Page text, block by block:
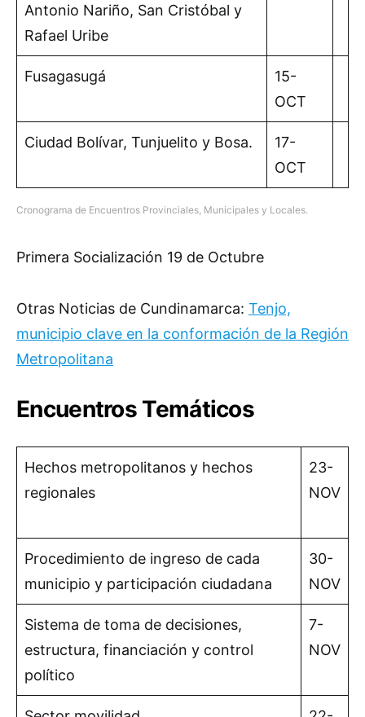
Antonio Nariño, San Cristóbal y
Rafael Uribe
Fusagasugá
15-
OCT
Ciudad Bolívar, Tunjuelito y Bosa.
17-
OCT
Cronograma de Encuentros Provinciales, Municipales y Locales.
Primera Socialización 19 de Octubre
Otras Noticias de Cundinamarca: Tenjo,
municipio clave en la conformación de la Región
Metropolitana
Encuentros Temáticos
Hechos metropolitanos y hechos
regionales
23-
NOV
Procedimiento de ingreso de cada
municipio y participación ciudadana
30-
NOV
Sistema de toma de decisiones,
estructura, financiación y control
político
7-
NOV